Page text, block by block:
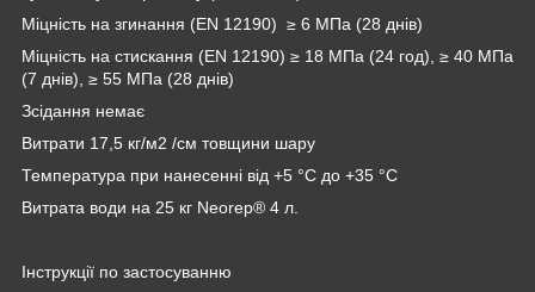
Міцність на згинання (ΕΝ 12190) ≥ 6 МПа (28 днів)
Міцність на стискання (ΕΝ 12190) ≥ 18 МПа (24 год), ≥ 40 МПа
(7 днів), ≥ 55 МПа (28 днів)
Зсідання немає
Витрати 17,5 кг/м2 /см товщини шару
Температура при нанесенні від +5 °C до +35 °C
Витрата води на 25 кг Neorep® 4 л.
Інструкції по застосуванню